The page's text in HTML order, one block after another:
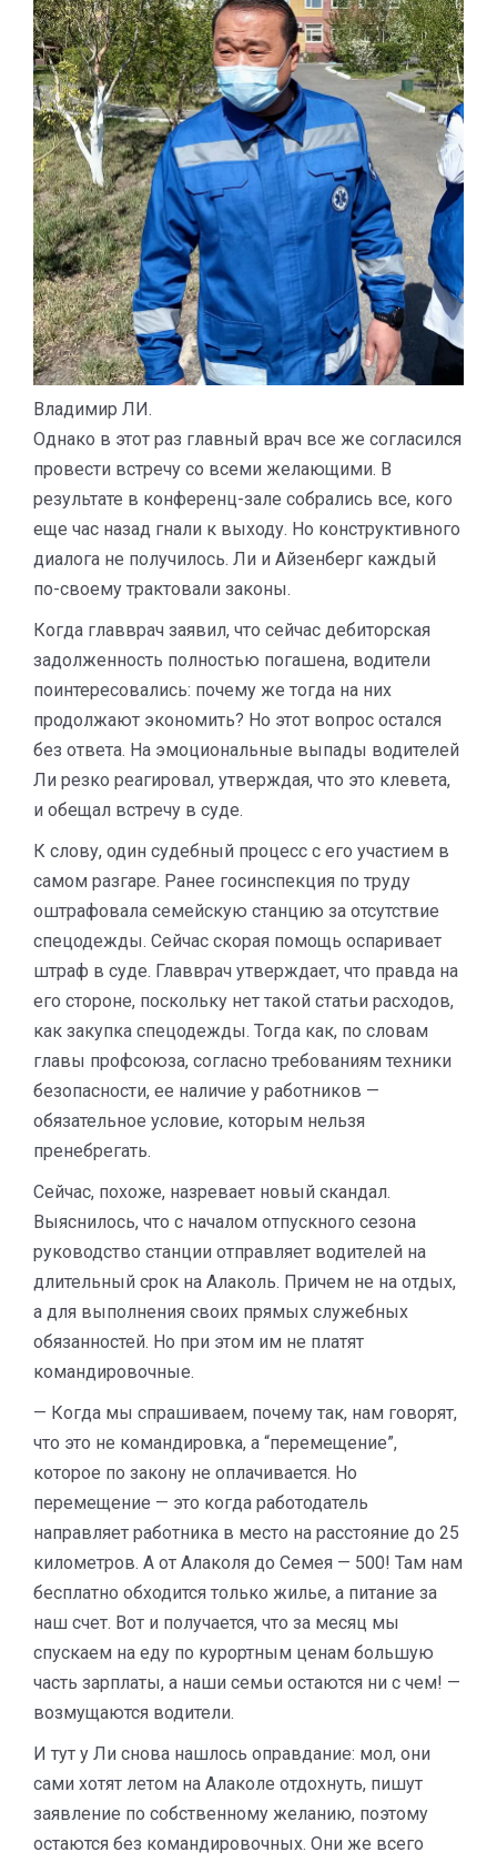
Владимир ЛИ.
Однако в этот раз главный врач все же согласился
провести встречу со всеми желающими. В
результате в конференц-зале собрались все, кого
еще час назад гнали к выходу. Но конструктивного
диалога не получилось. Ли и Айзенберг каждый
по-своему трактовали законы.
Когда главврач заявил, что сейчас дебиторская
задолженность полностью погашена, водители
поинтересовались: почему же тогда на них
продолжают экономить? Но этот вопрос остался
без ответа. На эмоциональные выпады водителей
Ли резко реагировал, утверждая, что это клевета,
и обещал встречу в суде.
К слову, один судебный процесс с его участием в
самом разгаре. Ранее госинспекция по труду
оштрафовала семейскую станцию за отсутствие
спецодеж­ды. Сейчас скорая помощь оспаривает
штраф в суде. Главврач утверждает, что правда на
его стороне, поскольку нет такой статьи расходов,
как закупка спец­одежды. Тогда как, по словам
главы профсоюза, согласно требованиям техники
безопасности, ее наличие у работников —
обязательное условие, которым нельзя
пренебрегать.
Сейчас, похоже, назревает новый скандал.
Выяснилось, что с началом отпускного сезона
руководство станции отправляет водителей на
длительный срок на Алаколь. Причем не на отдых,
а для выполнения своих прямых служебных
обязанностей. Но при этом им не платят
командировочные.
— Когда мы спрашиваем, почему так, нам говорят,
что это не командировка, а “перемещение”,
которое по закону не оплачивается. Но
перемещение — это когда работодатель
направляет работника в место на расстояние до 25
километров. А от Алаколя до Семея — 500! Там нам
бесплатно обходится только жилье, а питание за
наш счет. Вот и получается, что за месяц мы
спускаем на еду по курортным ценам большую
часть зарплаты, а наши семьи остаются ни с чем! —
возмущаются водители.
И тут у Ли снова нашлось оправдание: мол, они
сами хотят летом на Алаколе отдохнуть, пишут
заявление по собственному желанию, поэтому
остаются без командировочных. Они же всего